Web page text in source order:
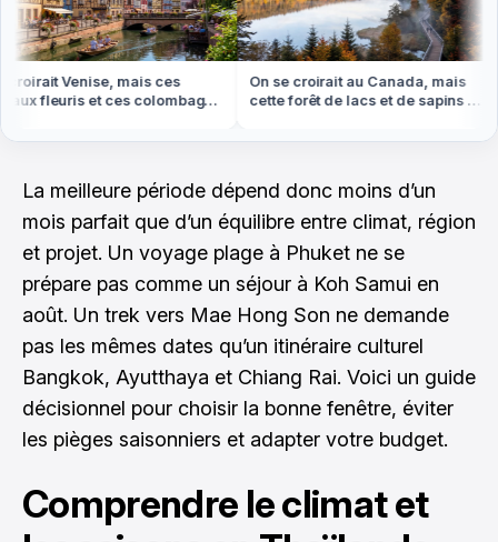
Venise, mais ces
fleuris et ces colombages
On se croirait au Canada, mais
cette forêt de lacs et de sapins est
La meilleure période dépend donc moins d’un
mois parfait que d’un équilibre entre climat, région
et projet. Un voyage plage à Phuket ne se
prépare pas comme un séjour à Koh Samui en
août. Un trek vers Mae Hong Son ne demande
pas les mêmes dates qu’un itinéraire culturel
Bangkok, Ayutthaya et Chiang Rai. Voici un guide
décisionnel pour choisir la bonne fenêtre, éviter
les pièges saisonniers et adapter votre budget.
Comprendre le climat et